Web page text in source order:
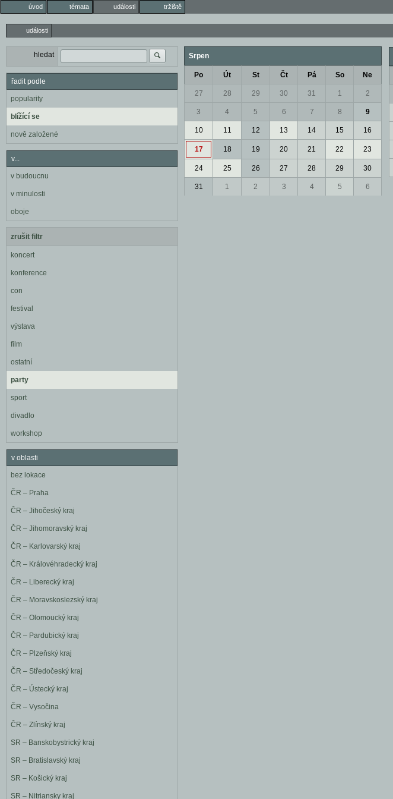
úvod témata události tržiště
události
hledat
řadit podle
popularity
blížící se
nově založené
v...
v budoucnu
v minulosti
oboje
zrušit filtr
koncert
konference
con
festival
výstava
film
ostatní
party
sport
divadlo
workshop
v oblasti
bez lokace
ČR – Praha
ČR – Jihočeský kraj
ČR – Jihomoravský kraj
ČR – Karlovarský kraj
ČR – Královéhradecký kraj
ČR – Liberecký kraj
ČR – Moravskoslezský kraj
ČR – Olomoucký kraj
ČR – Pardubický kraj
ČR – Plzeňský kraj
ČR – Středočeský kraj
ČR – Ústecký kraj
ČR – Vysočina
ČR – Zlínský kraj
SR – Banskobystrický kraj
SR – Bratislavský kraj
SR – Košický kraj
SR – Nitriansky kraj
Srpen
Po Út St Čt Pá So Ne
27 28 29 30 31 1 2
3 4 5 6 7 8 9
10 11 12 13 14 15 16
17 18 19 20 21 22 23
24 25 26 27 28 29 30
31 1 2 3 4 5 6